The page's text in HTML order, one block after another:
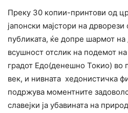
Преку 30 копии-принтови од
јапонски мајстори на дрворези
публиката, ќе допре шармот на
всушност отслик на подемот на
градот Едо(денешно Токио) во
век, и нивната хедонистичка
подржува моментните
славејки ја убавината на